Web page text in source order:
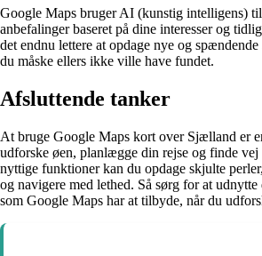
Google Maps bruger AI (kunstig intelligens)
anbefalinger baseret på dine interesser og
det endnu lettere at opdage nye og
du måske ellers ikke ville have fundet.
Afsluttende tanker
At bruge Google Maps kort over Sjælland er
udforske øen, planlægge din rejse og finde
nyttige funktioner kan du opdage skjulte
og navigere med lethed. Så sørg for at udnytte
som Google Maps har at tilbyde, når du